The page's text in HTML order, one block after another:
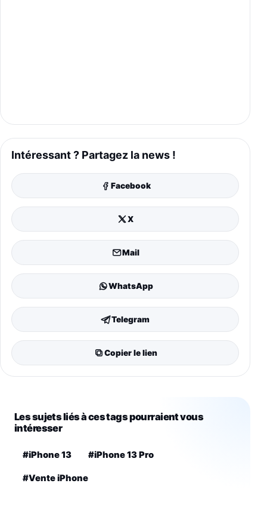
Intéressant ? Partagez la news !
Facebook
X
Mail
WhatsApp
Telegram
Copier le lien
Les sujets liés à ces tags pourraient vous
intéresser
#iPhone 13 #iPhone 13 Pro
#Vente iPhone